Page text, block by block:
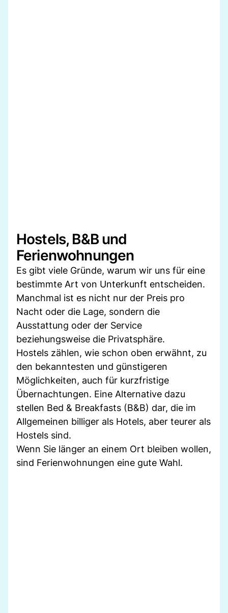
Hostels, B&B und
Ferienwohnungen
Es gibt viele Gründe, warum wir uns für eine
bestimmte Art von Unterkunft entscheiden.
Manchmal ist es nicht nur der Preis pro
Nacht oder die Lage, sondern die
Ausstattung oder der Service
beziehungsweise die Privatsphäre.
Hostels zählen, wie schon oben erwähnt, zu
den bekanntesten und günstigeren
Möglichkeiten, auch für kurzfristige
Übernachtungen. Eine Alternative dazu
stellen Bed & Breakfasts (B&B) dar, die im
Allgemeinen billiger als Hotels, aber teurer als
Hostels sind.
Wenn Sie länger an einem Ort bleiben wollen,
sind Ferienwohnungen eine gute Wahl.